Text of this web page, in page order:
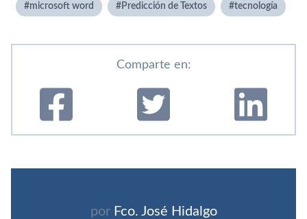
microsoft word Predicción de Textos tecnologí­a
Comparte en:
por Fco. José Hidalgo